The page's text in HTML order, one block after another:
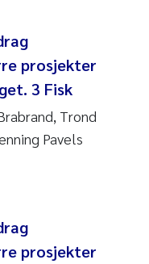
prosjekter
3 Fisk
Trond
Pavels
prosjekter